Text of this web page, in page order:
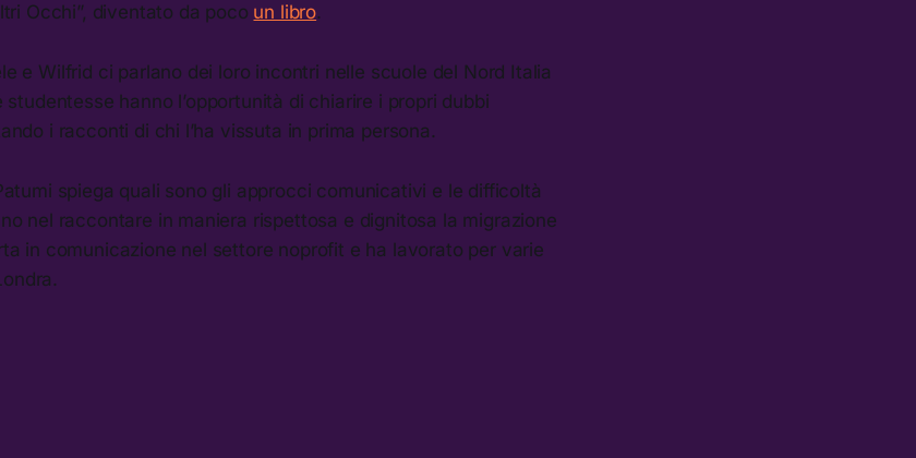
Occhi”, diventato da poco un libro.
e Wilfrid ci parlano dei loro incontri nelle scuole del Nord Italia
hanno l’opportunità di chiarire i propri dubbi
i racconti di chi l’ha vissuta in prima persona.
spiega quali sono gli approcci comunicativi e le difficoltà
nel raccontare in maniera rispettosa e dignitosa la migrazione
in comunicazione nel settore noprofit e ha lavorato per varie